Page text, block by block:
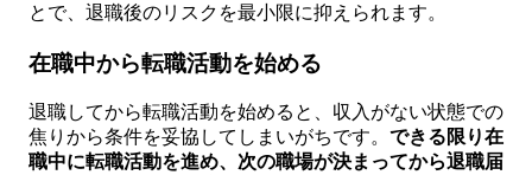
とで、退職後のリスクを最小限に抑えられます。
在職中から転職活動を始める
退職してから転職活動を始めると、収入がない状態での
焦りから条件を妥協してしまいがちです。 できる限り在
職中に転職活動を進め、次の職場が決まってから退職届